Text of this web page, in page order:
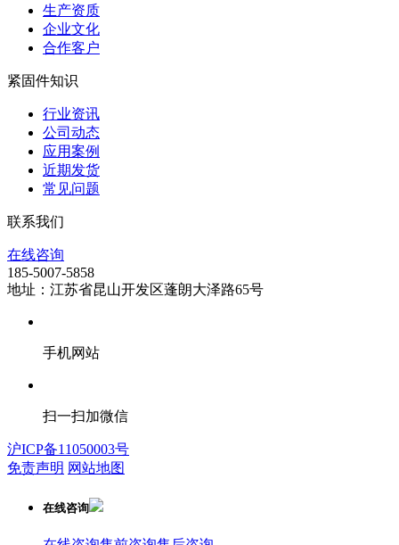
生产资质
企业文化
合作客户
紧固件知识
行业资讯
公司动态
应用案例
近期发货
常见问题
联系我们
在线咨询
185-5007-5858
地址：江苏省昆山开发区蓬朗大泽路65号
手机网站
扫一扫加微信
沪ICP备11050003号
免责声明 网站地图
在线咨询